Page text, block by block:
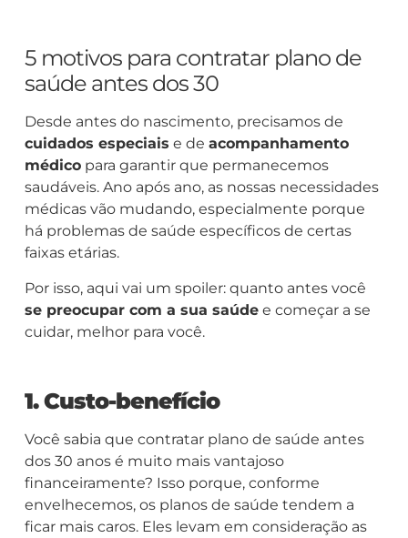
5 motivos para contratar plano de
saúde antes dos 30
Desde antes do nascimento, precisamos de
cuidados especiais e de acompanhamento
médicopara garantir que permanecemos
saudáveis. Ano após ano, as nossas necessidades
médicas vão mudando, especialmente porque
há problemas de saúde específicos de certas
faixas etárias.
Por isso, aqui vai um spoiler: quanto antes você
se preocupar com a sua saúdee começar a se
cuidar, melhor para você.
1.Custo-benefício
Você sabia que contratar plano de saúde antes
dos 30 anos é muito mais vantajoso
financeiramente? Isso porque, conforme
envelhecemos, os planos de saúde tendem a
ficar mais caros. Eles levam em consideração as